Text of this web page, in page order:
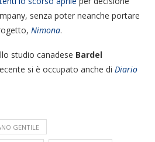
senza poter neanche portare
Nimona.
studio canadese Bardel
si è occupato anche di Diario
GENTILE